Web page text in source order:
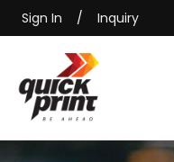
Sign In / Inquiry